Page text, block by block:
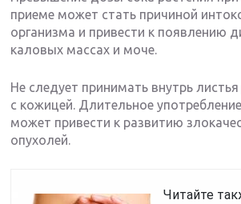
приеме может стать причиной
организма и привести к появлению
каловых массах и моче.
Не следует принимать внутрь
с кожицей. Длительное
может привести к развитию
опухолей.
Читайте